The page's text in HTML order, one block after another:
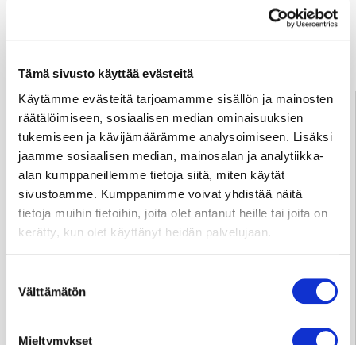
Tämä sivusto käyttää evästeitä
Käytämme evästeitä tarjoamamme sisällön ja mainosten
räätälöimiseen, sosiaalisen median ominaisuuksien
tukemiseen ja kävijämäärämme analysoimiseen. Lisäksi
jaamme sosiaalisen median, mainosalan ja analytiikka-
alan kumppaneillemme tietoja siitä, miten käytät
sivustoamme. Kumppanimme voivat yhdistää näitä
tietoja muihin tietoihin, joita olet antanut heille tai joita on
kerätty, kun olet käyttänyt heidän palvelujaan.
valinta
Välttämätön
Mieltymykset
Palve­lu­neu­vonta
Tampere
03 311 64145
Arkisin klo 7.30–15
info@sydansairaala.fi
Jos haluat perua ajan tai sinulla on kysyttävää hoitoosi
liittyen, ota yhteyttä puhelimitse sinua hoitavaan
yksikköön.
Yksityisvastaanottojen ajanvaraus ja tiedustelut
ma–to klo 11–18, pe klo 11–15
(Huom. 1.–31.7.2026